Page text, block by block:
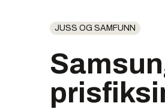
JUSS OG SAMFUNN